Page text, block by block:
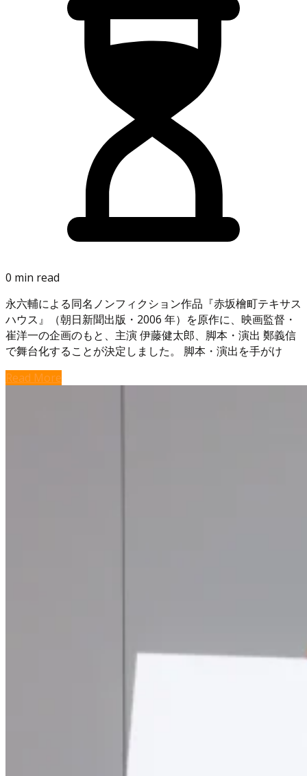
0 min read
永六輔による同名ノンフィクション作品『赤坂檜町テキサス
ハウス』（朝日新聞出版・2006 年）を原作に、映画監督・
崔洋一の企画のもと、主演 伊藤健太郎、脚本・演出 鄭義信
で舞台化することが決定しました。 脚本・演出を手がけ
Read More